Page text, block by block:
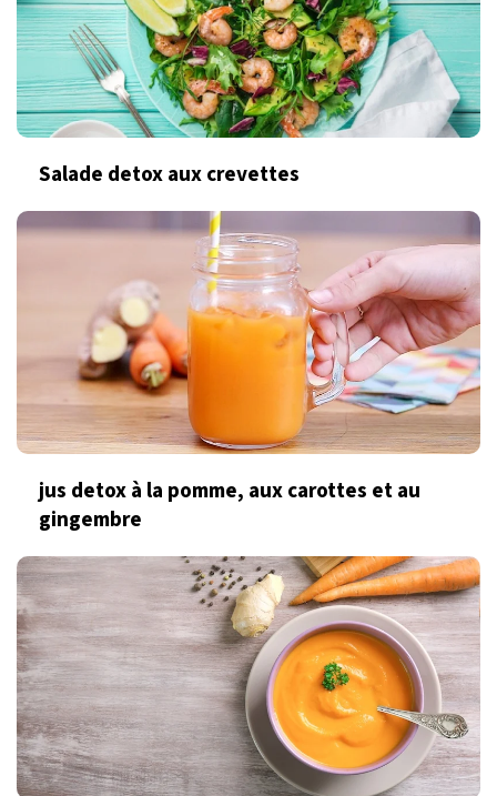
Salade detox aux crevettes
jus detox à la pomme, aux carottes et au
gingembre